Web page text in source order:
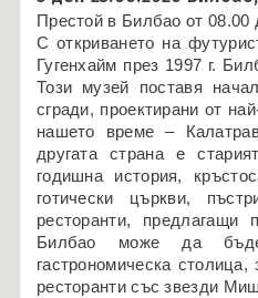
Престой в Билбао от 08.00
С откриването на
Гугенхайм през 1997 г.
Този музей поставя
сгради, проектирани от
нашето време –
другата страна е
годишна история,
готически църкви,
ресторанти, предлагащи
Билбао може да
гастрономическа
ресторанти със звезди